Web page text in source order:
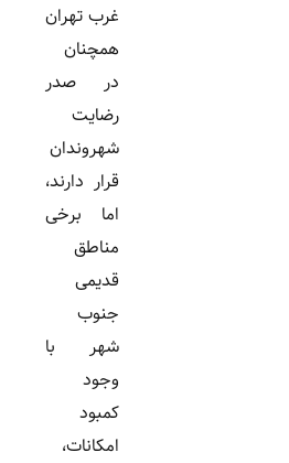
غرب تهران
همچنان
در صدر
رضایت
شهروندان
قرار دارند،
اما برخی
مناطق
قدیمی
جنوب
شهر با
وجود
کمبود
امکانات،